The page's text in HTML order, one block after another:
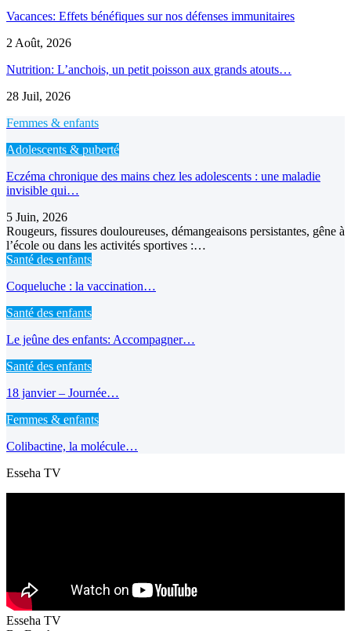
Vacances: Effets bénéfiques sur nos défenses immunitaires
2 Août, 2026
Nutrition: L’anchois, un petit poisson aux grands atouts…
28 Juil, 2026
Femmes & enfants
Adolescents & puberté
Eczéma chronique des mains chez les adolescents : une maladie
invisible qui…
5 Juin, 2026
Rougeurs, fissures douloureuses, démangeaisons persistantes, gêne à
l’école ou dans les activités sportives :…
Santé des enfants
Coqueluche : la vaccination…
Santé des enfants
Le jeûne des enfants: Accompagner…
Santé des enfants
18 janvier – Journée…
Femmes & enfants
Colibactine, la molécule…
Esseha TV
Esseha TV